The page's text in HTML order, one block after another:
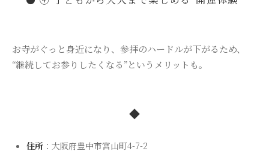
お寺がぐっと身近になり、参拝のハードルが下がるため、
“継続してお参りしたくなる”というメリットも。
◆
住所 ：大阪府豊中市宮山町4-7-2